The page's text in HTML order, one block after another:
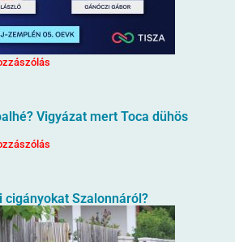
Vigyázat mert Toca dühös
cigányokat Szalonnáról?